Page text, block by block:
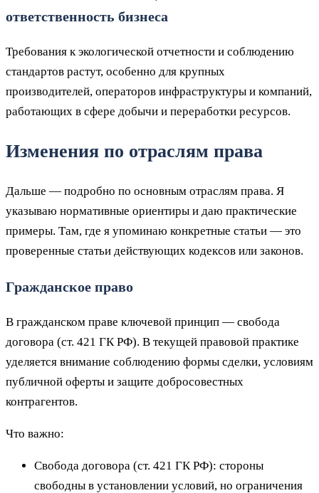
ответственность бизнеса
Требования к экологической отчетности и соблюдению
стандартов растут, особенно для крупных
производителей, операторов инфраструктуры и компаний,
работающих в сфере добычи и переработки ресурсов.
Изменения по отраслям права
Дальше — подробно по основным отраслям права. Я
указываю нормативные ориентиры и даю практические
примеры. Там, где я упоминаю конкретные статьи — это
проверенные статьи действующих кодексов или законов.
Гражданское право
В гражданском праве ключевой принцип — свобода
договора (ст. 421 ГК РФ). В текущей правовой практике
уделяется внимание соблюдению формы сделки, условиям
публичной оферты и защите добросовестных
контрагентов.
Что важно:
Свобода договора (ст. 421 ГК РФ): стороны
свободны в установлении условий, но ограничения